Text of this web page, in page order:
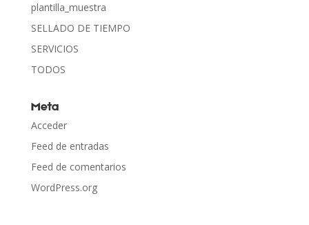
plantilla_muestra
SELLADO DE TIEMPO
SERVICIOS
TODOS
Meta
Acceder
Feed de entradas
Feed de comentarios
WordPress.org